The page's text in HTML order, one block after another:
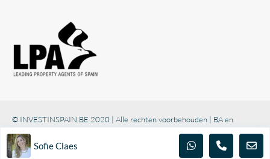
© INVESTINSPAIN.BE 2020 | Alle rechten voorbehouden | BA en
borgstelling via NV AXA Belgium (polisnr. 730.390.160)
Sofie Claes